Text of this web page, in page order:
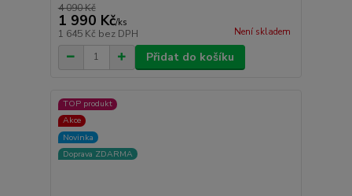
4 090 Kč
1 990 Kč/ks
1 645 Kč bez DPH Není skladem
Přidat do košíku
TOP produkt
Akce
Novinka
Doprava ZDARMA